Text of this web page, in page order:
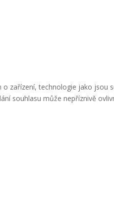
zařízení, technologie jako
souhlasu může nepříznivě